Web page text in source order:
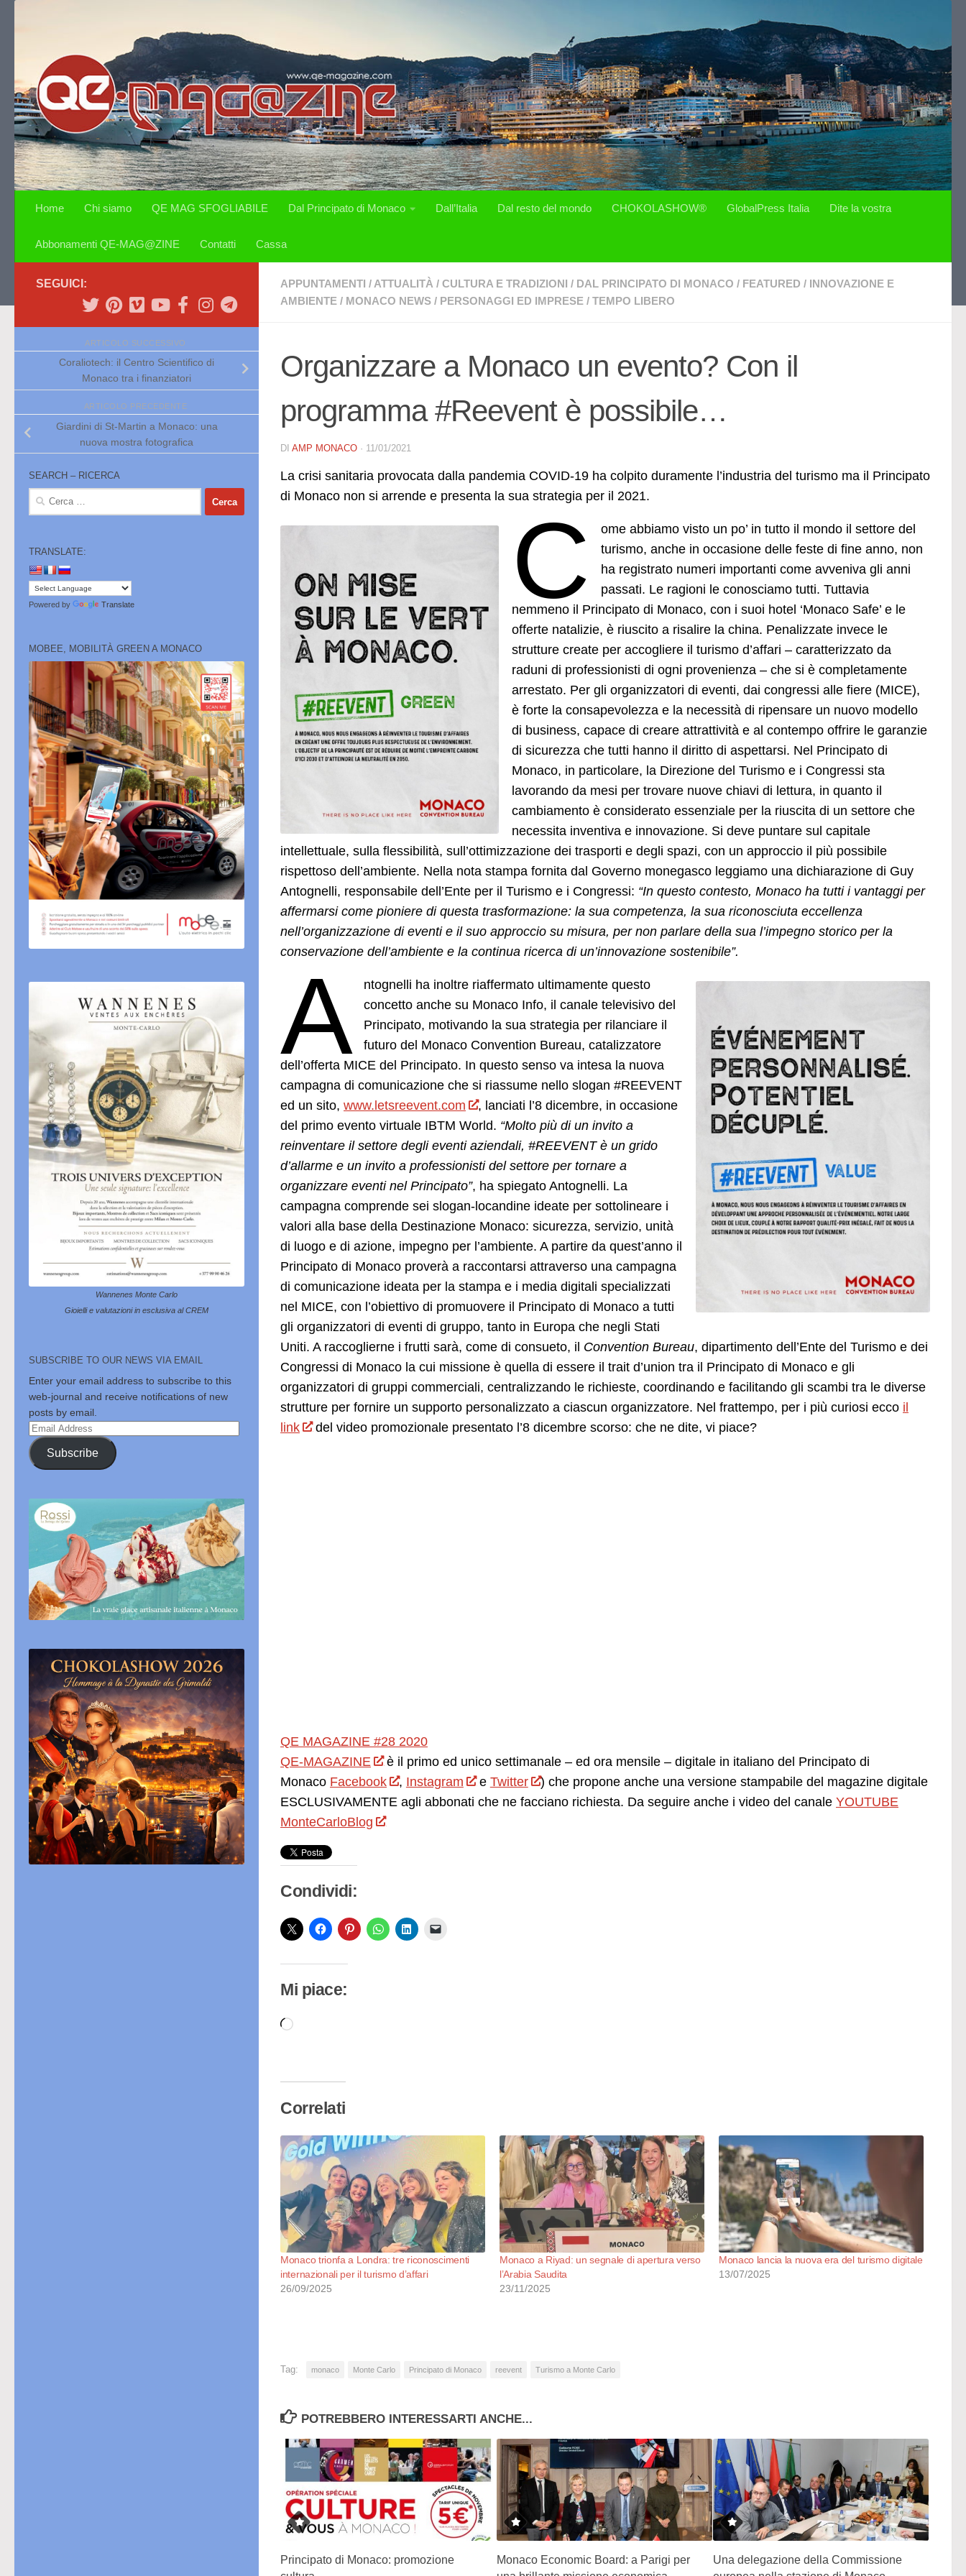
Home Chi siamo QE MAG SFOGLIABILE Dal Principato di Monaco Dall’Italia Dal resto del mondo CHOKOLASHOW® GlobalPress Italia Dite la vostra
Abbonamenti QE-MAG@ZINE Contatti Cassa
APPUNTAMENTI / ATTUALITÀ / CULTURA E TRADIZIONI / DAL PRINCIPATO DI MONACO / FEATURED / INNOVAZIONE E
AMBIENTE / MONACO NEWS / PERSONAGGI ED IMPRESE / TEMPO LIBERO
Organizzare a Monaco un evento? Con il
programma #Reevent è possibile…
DI AMP MONACO · 11/01/2021
La crisi sanitaria provocata dalla pandemia COVID-19 ha colpito duramente l’industria del turismo ma il Principato
di Monaco non si arrende e presenta la sua strategia per il 2021.
C
ome abbiamo visto un po’ in tutto il mondo il settore del
turismo, anche in occasione delle feste di fine anno, non
ha registrato numeri importanti come avveniva gli anni
passati. Le ragioni le conosciamo tutti. Tuttavia
nemmeno il Principato di Monaco, con i suoi hotel ‘Monaco Safe’ e le
offerte natalizie, è riuscito a risalire la china. Penalizzate invece le
strutture create per accogliere il turismo d’affari – caratterizzato da
raduni di professionisti di ogni provenienza – che si è completamente
arrestato. Per gli organizzatori di eventi, dai congressi alle fiere (MICE),
è forte la consapevolezza e la necessità di ripensare un nuovo modello
di business, capace di creare attrattività e al contempo offrire le garanzie
di sicurezza che tutti hanno il diritto di aspettarsi. Nel Principato di
Monaco, in particolare, la Direzione del Turismo e i Congressi sta
lavorando da mesi per trovare nuove chiavi di lettura, in quanto il
cambiamento è considerato essenziale per la riuscita di un settore che
necessita inventiva e innovazione. Si deve puntare sul capitale
intellettuale, sulla flessibilità, sull’ottimizzazione dei trasporti e degli spazi, con un approccio il più possibile
rispettoso dell’ambiente. Nella nota stampa fornita dal Governo monegasco leggiamo una dichiarazione di Guy
Antognelli, responsabile dell’Ente per il Turismo e i Congressi: “In questo contesto, Monaco ha tutti i vantaggi per
affermarsi come pioniere di questa trasformazione: la sua competenza, la sua riconosciuta eccellenza
nell’organizzazione di eventi e il suo approccio su misura, per non parlare della sua l’impegno storico per la
conservazione dell’ambiente e la continua ricerca di un’innovazione sostenibile”.
A
ntognelli ha inoltre riaffermato ultimamente questo
concetto anche su Monaco Info, il canale televisivo del
Principato, motivando la sua strategia per rilanciare il
futuro del Monaco Convention Bureau, catalizzatore
dell’offerta MICE del Principato. In questo senso va intesa la nuova
campagna di comunicazione che si riassume nello slogan #REEVENT
ed un sito, www.letsreevent.com
, lanciati l’8 dicembre, in occasione
del primo evento virtuale IBTM World. “Molto più di un invito a
reinventare il settore degli eventi aziendali, #REEVENT è un grido
d’allarme e un invito a professionisti del settore per tornare a
organizzare eventi nel Principato”, ha spiegato Antognelli. La
campagna comprende sei slogan-locandine ideate per sottolineare i
valori alla base della Destinazione Monaco: sicurezza, servizio, unità
di luogo e di azione, impegno per l’ambiente. A partire da quest’anno il
Principato di Monaco proverà a raccontarsi attraverso una campagna
di comunicazione ideata per la stampa e i media digitali specializzati
nel MICE, con l’obiettivo di promuovere il Principato di Monaco a tutti
gli organizzatori di eventi di gruppo, tanto in Europa che negli Stati
Uniti. A raccoglierne i frutti sarà, come di consueto, il Convention Bureau, dipartimento dell’Ente del Turismo e dei
Congressi di Monaco la cui missione è quella di essere il trait d’union tra il Principato di Monaco e gli
organizzatori di gruppi commerciali, centralizzando le richieste, coordinando e facilitando gli scambi tra le diverse
strutture per fornire un supporto personalizzato a ciascun organizzatore. Nel frattempo, per i più curiosi ecco il
link
del video promozionale presentato l’8 dicembre scorso: che ne dite, vi piace?
QE MAGAZINE #28 2020
QE-MAGAZINE
è il primo ed unico settimanale – ed ora mensile – digitale in italiano del Principato di
Monaco Facebook , Instagram e Twitter
) che propone anche una versione stampabile del magazine digitale
ESCLUSIVAMENTE agli abbonati che ne facciano richiesta. Da seguire anche i video del canale YOUTUBE
MonteCarloBlog
Condividi:
Mi piace:
Caricamento
Correlati
Monaco trionfa a Londra: tre riconoscimenti
internazionali per il turismo d’affari
26/09/2025
Monaco a Riyad: un segnale di apertura verso
l’Arabia Saudita
23/11/2025
Monaco lancia la nuova era del turismo digitale
13/07/2025
Tag: monaco Monte Carlo Principato di Monaco reevent Turismo a Monte Carlo
POTREBBERO INTERESSARTI ANCHE...
Principato di Monaco: promozione
Monaco Economic Board: a Parigi per
Una delegazione della Commissione
SEGUICI:
ARTICOLO SUCCESSIVO
Coraliotech: il Centro Scientifico di
Monaco tra i finanziatori
ARTICOLO PRECEDENTE
Giardini di St-Martin a Monaco: una
nuova mostra fotografica
SEARCH – RICERCA
Ricerca
TRANSLATE:
Powered by Translate
MOBEE, MOBILITÀ GREEN A MONACO
Wannenes Monte Carlo
Gioielli e valutazioni in esclusiva al CREM
SUBSCRIBE TO OUR NEWS VIA EMAIL
Enter your email address to subscribe to this
web-journal and receive notifications of new
posts by email.
Email
Address
Subscribe